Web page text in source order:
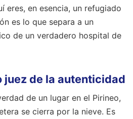
eres, en esencia, un refugiado
es lo que separa a un
de un verdadero hospital de
juez de la autenticidad
de un lugar en el Pirineo,
se cierra por la nieve. Es